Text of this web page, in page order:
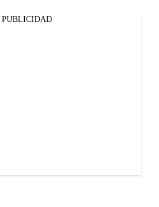
PUBLICIDAD